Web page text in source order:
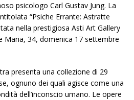
psicologo Carl Gustav Jung. La
“Psiche Errante: Astratte
nella prestigiosa Asti Art Gallery
Maria, 34, domenica 17 settembre
presenta una collezione di 29
ognuno dei quali agisce come una
dell’inconscio umano. Le opere